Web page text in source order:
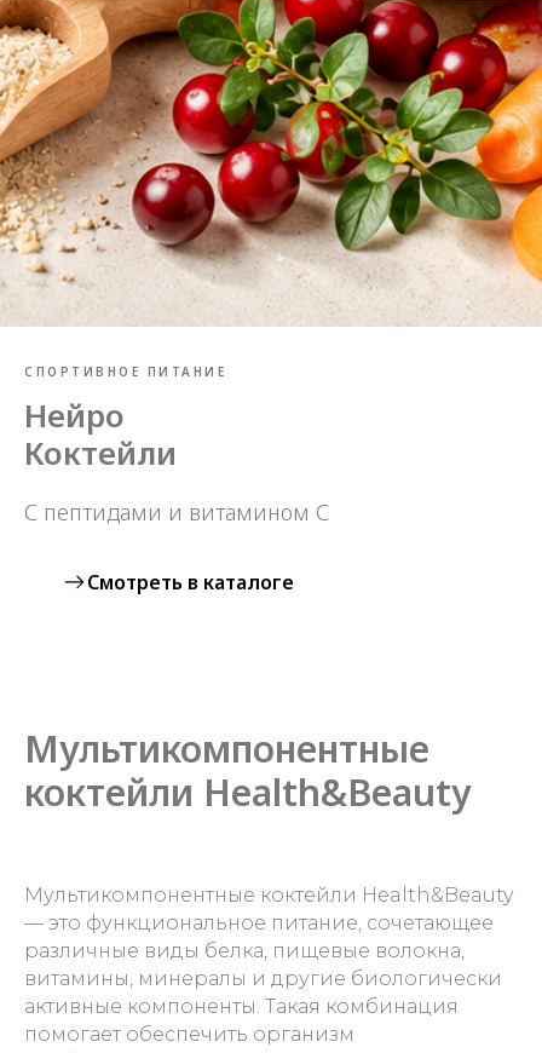
СПОРТИВНОЕ ПИТАНИЕ
Нейро
Коктейли
С пептидами и витамином С
Смотреть в каталоге
Мультикомпонентные
коктейли Health&Beauty
Мультикомпонентные коктейли Health&Beauty
— это функциональное питание, сочетающее
различные виды белка, пищевые волокна,
витамины, минералы и другие биологически
активные компоненты. Такая комбинация
помогает обеспечить организм